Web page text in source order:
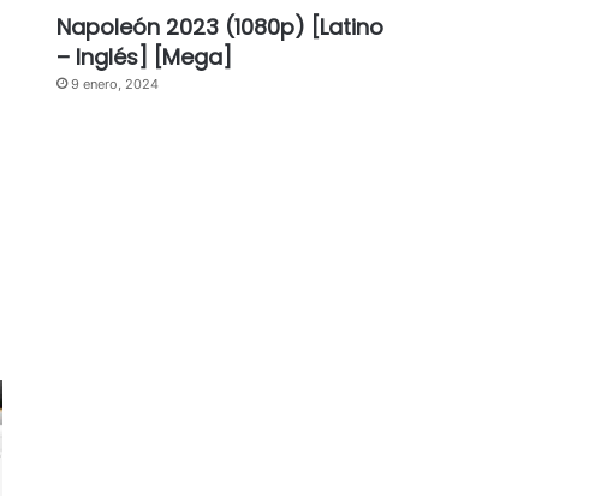
Napoleón 2023 (1080p) [Latino
– Inglés] [Mega]
9 enero, 2024